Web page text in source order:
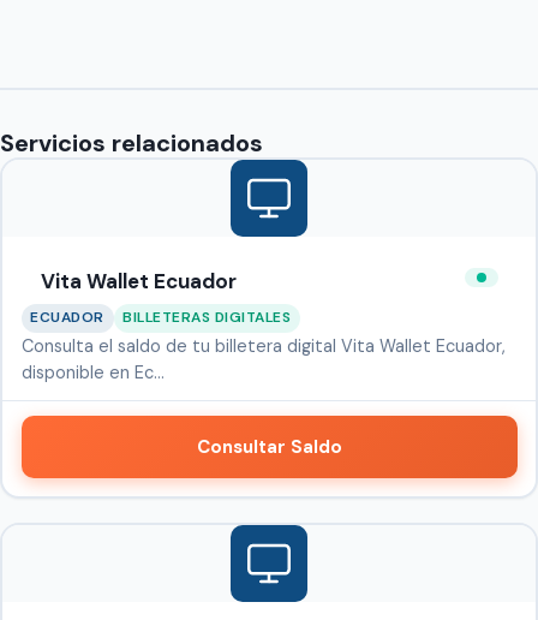
Servicios relacionados
Vita Wallet Ecuador
ECUADOR BILLETERAS DIGITALES
Consulta el saldo de tu billetera digital Vita Wallet Ecuador,
disponible en Ec…
Consultar Saldo